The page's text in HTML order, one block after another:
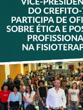
VICE-
DO
PARTICIPA
OFICINA
ÉTICA E